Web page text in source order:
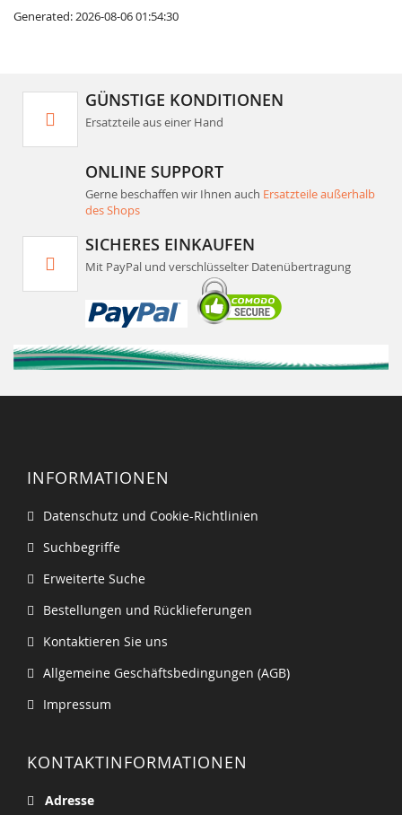
Generated: 2026-08-06 01:54:30
GÜNSTIGE KONDITIONEN
Ersatzteile aus einer Hand
ONLINE SUPPORT
Gerne beschaffen wir Ihnen auch Ersatzteile außerhalb
des Shops
SICHERES EINKAUFEN
Mit PayPal und verschlüsselter Datenübertragung
INFORMATIONEN
Datenschutz und Cookie-Richtlinien
Suchbegriffe
Erweiterte Suche
Bestellungen und Rücklieferungen
Kontaktieren Sie uns
Allgemeine Geschäftsbedingungen (AGB)
Impressum
KONTAKTINFORMATIONEN
Adresse